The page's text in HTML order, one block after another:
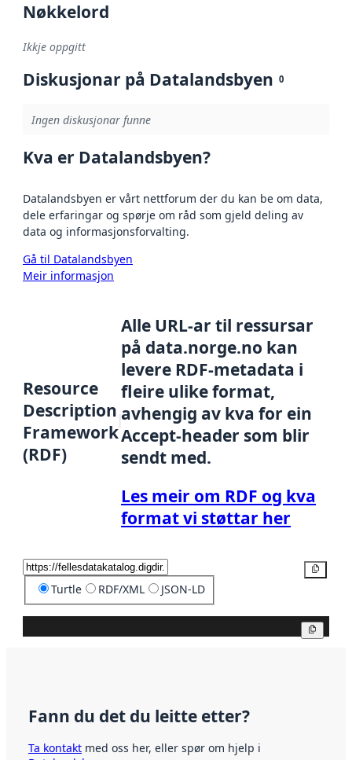
Nøkkelord
Ikkje oppgitt
Diskusjonar på Datalandsbyen 0
Ingen diskusjonar funne
Kva er Datalandsbyen?
Datalandsbyen er vårt nettforum der du kan be om data,
dele erfaringar og spørje om råd som gjeld deling av
data og informasjonsforvalting.
Gå til Datalandsbyen
Meir informasjon
Resource
Description
Framework
(RDF)
Alle URL-ar til ressursar
på data.norge.no kan
levere RDF-metadata i
fleire ulike format,
avhengig av kva for ein
Accept-header som blir
sendt med.
Les meir om RDF og kva
format vi støttar her
Turtle RDF/XML JSON-LD
Fann du det du leitte etter?
Ta kontakt med oss her, eller spør om hjelp i